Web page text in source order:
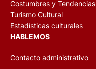
Costumbres y Tendencias
Turismo Cultural
Estadísticas culturales
HABLEMOS
Contacto administrativo